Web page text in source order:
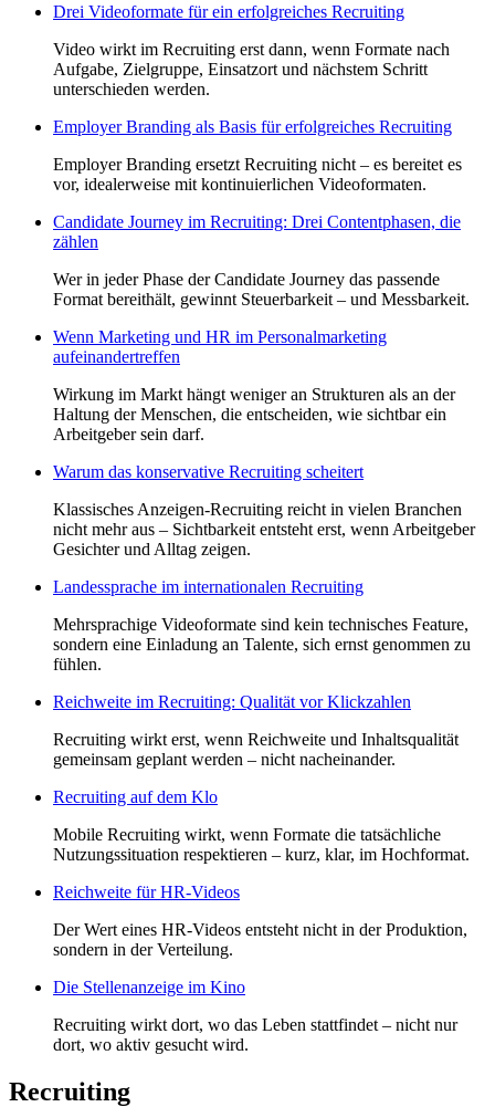
Drei Videoformate für ein erfolgreiches Recruiting
Video wirkt im Recruiting erst dann, wenn Formate nach
Aufgabe, Zielgruppe, Einsatzort und nächstem Schritt
unterschieden werden.
Employer Branding als Basis für erfolgreiches Recruiting
Employer Branding ersetzt Recruiting nicht – es bereitet es
vor, idealerweise mit kontinuierlichen Videoformaten.
Candidate Journey im Recruiting: Drei Contentphasen, die
zählen
Wer in jeder Phase der Candidate Journey das passende
Format bereithält, gewinnt Steuerbarkeit – und Messbarkeit.
Wenn Marketing und HR im Personalmarketing
aufeinandertreffen
Wirkung im Markt hängt weniger an Strukturen als an der
Haltung der Menschen, die entscheiden, wie sichtbar ein
Arbeitgeber sein darf.
Warum das konservative Recruiting scheitert
Klassisches Anzeigen-Recruiting reicht in vielen Branchen
nicht mehr aus – Sichtbarkeit entsteht erst, wenn Arbeitgeber
Gesichter und Alltag zeigen.
Landessprache im internationalen Recruiting
Mehrsprachige Videoformate sind kein technisches Feature,
sondern eine Einladung an Talente, sich ernst genommen zu
fühlen.
Reichweite im Recruiting: Qualität vor Klickzahlen
Recruiting wirkt erst, wenn Reichweite und Inhaltsqualität
gemeinsam geplant werden – nicht nacheinander.
Recruiting auf dem Klo
Mobile Recruiting wirkt, wenn Formate die tatsächliche
Nutzungssituation respektieren – kurz, klar, im Hochformat.
Reichweite für HR-Videos
Der Wert eines HR-Videos entsteht nicht in der Produktion,
sondern in der Verteilung.
Die Stellenanzeige im Kino
Recruiting wirkt dort, wo das Leben stattfindet – nicht nur
dort, wo aktiv gesucht wird.
Recruiting